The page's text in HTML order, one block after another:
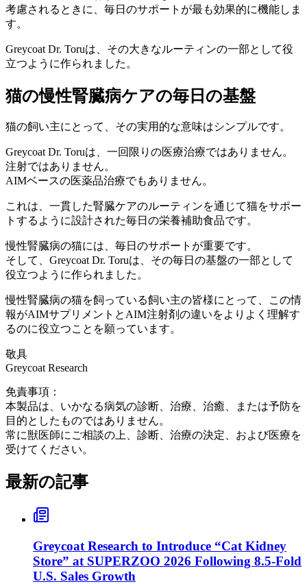
考慮されるときに、毎日のサポートが最も効果的に機能しま
す。
Greycoat Dr. Toruは、その大きなルーティンの一部として役
立つように作られました。
猫の慢性腎臓病ケアの毎日の基盤
猫の飼い主にとって、その実用的な意味はシンプルです。
Greycoat Dr. Toruは、一回限りの医療治療ではありません。
注射ではありません。
AIMベースの医薬品治療でもありません。
これは、一貫した腎臓ケアのルーティンを通じて猫をサポー
トするように設計された毎日の栄養補助食品です。
慢性腎臓病の猫には、毎日のサポートが重要です。
そして、Greycoat Dr. Toruは、その毎日の基盤の一部として
役立つように作られました。
慢性腎臓病の猫を飼っている飼い主の皆様にとって、この情
報がAIMサプリメントとAIM注射剤の違いをよりよく理解す
るのに役立つことを願っています。
敬具
Greycoat Research
免責事項：
本製品は、いかなる病気の診断、治療、治癒、または予防を
目的としたものではありません。
常に獣医師にご相談の上、診断、治療の決定、および医療を
受けてください。
最新の記事
Greycoat Research to Introduce “Cat Kidney
Store” at SUPERZOO 2026 Following 8.5-Fold
U.S. Sales Growth